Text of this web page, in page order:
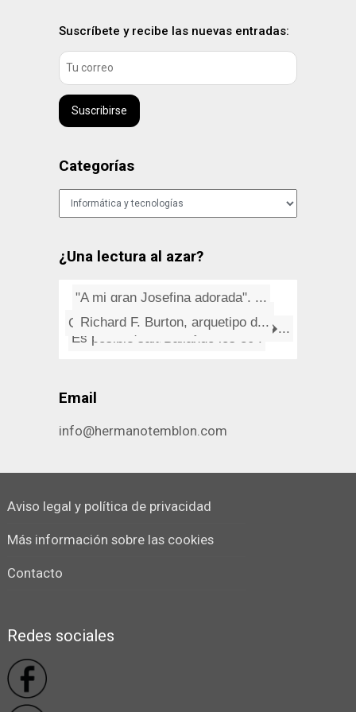
Suscríbete y recibe las nuevas entradas:
Suscribirse
Categorías
Categorías
¿Una lectura al azar?
A ver qué dicen las sanguijue...
Alguna razón habrá
Es posible saltarse el canon e...
Leyes de Muphy: Deportes
Bailando los 80
"A mi gran Josefina adorada", ...
Comprobar qué actualizaciones...
Un diseño para la semana: Arc...
¿Por qué las mujeres no est�...
Richard F. Burton, arquetipo d...
Email
info@hermanotemblon.com
Aviso legal y política de privacidad
Más información sobre las cookies
Contacto
Redes sociales